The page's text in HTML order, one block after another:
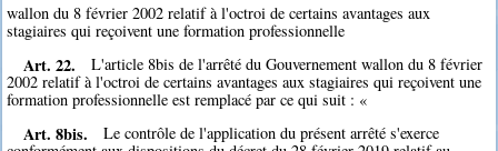
wallon du 8 février 2002 relatif à l'octroi de certains avantages aux
stagiaires qui reçoivent une formation professionnelle
Art. 22.
L'article 8bis de l'arrêté du Gouvernement wallon du 8 février
2002 relatif à l'octroi de certains avantages aux stagiaires qui reçoivent une
formation professionnelle est remplacé par ce qui suit : «
Art. 8bis.
Le contrôle de l'application du présent arrêté s'exerce